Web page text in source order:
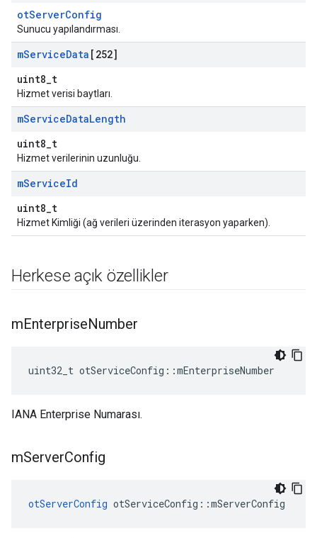
otServerConfig
Sunucu yapılandırması.
mServiceData [252]
uint8_t
Hizmet verisi baytları.
mServiceDataLength
uint8_t
Hizmet verilerinin uzunluğu.
mServiceId
uint8_t
Hizmet Kimliği (ağ verileri üzerinden iterasyon yaparken).
Herkese açık özellikler
mEnterpriseNumber
uint32_t otServiceConfig ::mEnterpriseNumber
IANA Enterprise Numarası.
mServerConfig
otServerConfig otServiceConfig ::mServerConfig